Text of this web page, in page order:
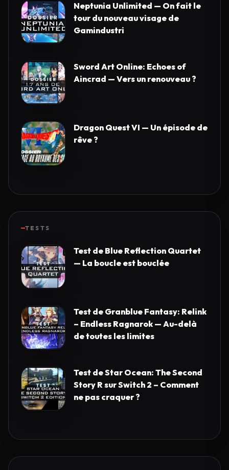
Neptunia Unlimited — On fait le
tour du nouveau visage de
Gamindustri
Sword Art Online: Echoes of
Aincrad — Vers un renouveau ?
Dragon Quest VI — Un épisode de
rêve ?
TESTS
Test de Blue Reflection Quartet
— La boucle est bouclée
Test de Granblue Fantasy: Relink
– Endless Ragnarok — Au-delà
de toutes les limites
Test de Star Ocean: The Second
Story R sur Switch 2 – Comment
ne pas craquer ?